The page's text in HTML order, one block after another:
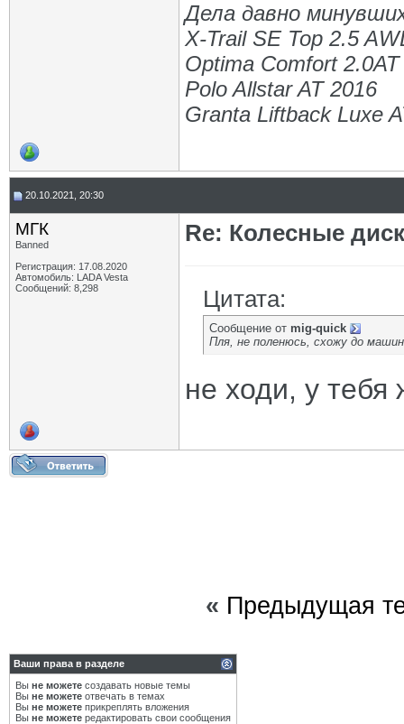
Дела давно
X-Trail SE Top 2.5
Optima Comfort
Polo Allstar AT 2016
Granta Liftback Luxe
20.10.2021, 20:30
МГК
Banned
Регистрация: 17.08.2020
Автомобиль: LADA Vesta
Сообщений: 8,298
Re: Колесные
Цитата:
Сообщение от mig-quick
Пля, не поленюсь, схожу до
не ходи, у тебя
« Предыдущая
Ваши права в разделе
Вы не можете создавать новые темы
Вы не можете отвечать в темах
Вы не можете прикреплять вложения
Вы не можете редактировать свои сообщения